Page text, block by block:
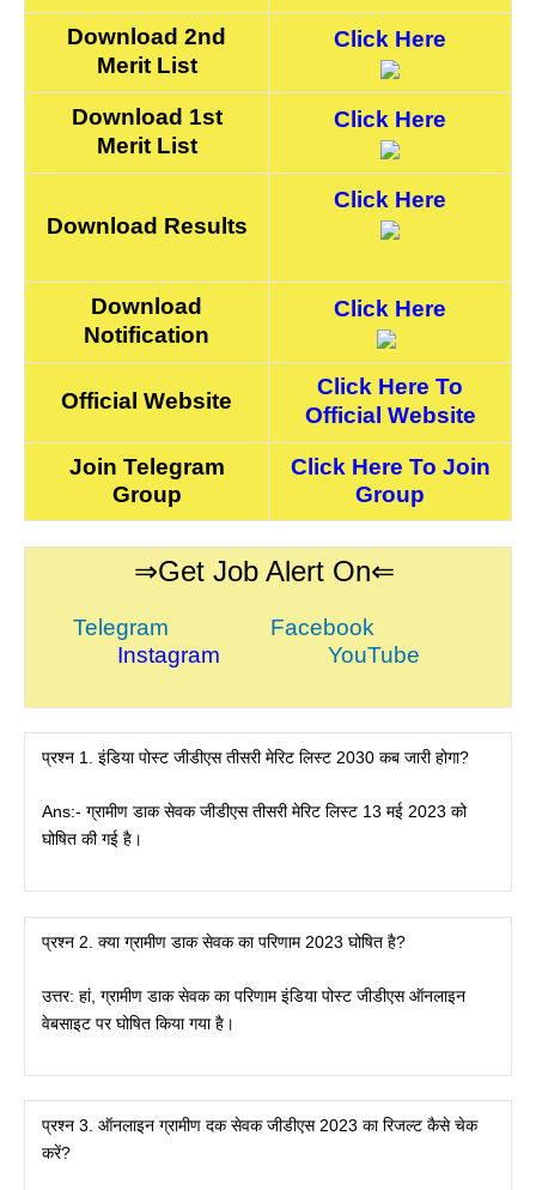
Download 2nd
Merit List
Click Here
Download 1st
Merit List
Click Here
Download Results
Click Here
Download
Notification
Click Here
Official Website
Click Here To
Official Website
Join Telegram
Group
Click Here To Join
Group
⇒Get Job Alert On⇐
Telegram
Facebook
Instagram
YouTube
प्रश्न 1. इंडिया पोस्ट जीडीएस तीसरी मेरिट लिस्ट 2030 कब जारी होगा?
Ans:- ग्रामीण डाक सेवक जीडीएस तीसरी मेरिट लिस्ट 13 मई 2023 को
घोषित की गई है।
प्रश्न 2. क्या ग्रामीण डाक सेवक का परिणाम 2023 घोषित है?
उत्तर: हां, ग्रामीण डाक सेवक का परिणाम इंडिया पोस्ट जीडीएस ऑनलाइन
वेबसाइट पर घोषित किया गया है।
प्रश्न 3. ऑनलाइन ग्रामीण दक सेवक जीडीएस 2023 का रिजल्ट कैसे चेक
करें?